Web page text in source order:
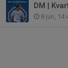
DM |
8 jun,